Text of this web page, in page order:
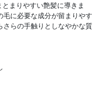
まりやすい艶髪に導きま
に必要な成分が留まりやす
さらの手触りとしなやかな質